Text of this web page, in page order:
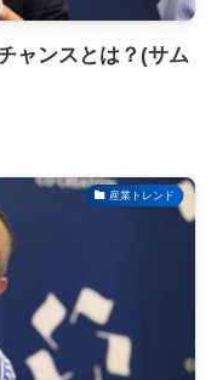
ャンスとは？(サム
産業トレンド